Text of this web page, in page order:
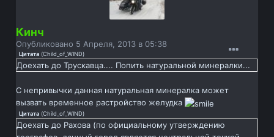
Кинч
Опубликовано 5 Апреля, 2013 в 05:38
Цитата (Child_of_WIND)
Доехать до Трускавца.... Попить натуральной минералки...
С непривычки данная натуральная минералка может
вызвать временное растройство желудка
Цитата (Child_of_WIND)
Доехать до Рахова (по официальному утверждению